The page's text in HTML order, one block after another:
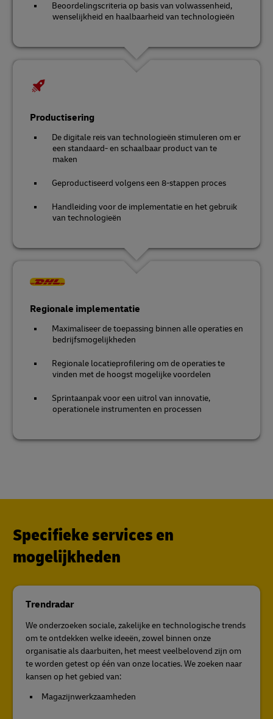
Beoordelingscriteria op basis van volwassenheid,
wenselijkheid en haalbaarheid van technologieën
Productisering
De digitale reis van technologieën stimuleren om er
een standaard- en schaalbaar product van te
maken
Geproductiseerd volgens een 8-stappen proces
Handleiding voor de implementatie en het gebruik
van technologieën
Regionale implementatie
Maximaliseer de toepassing binnen alle operaties en
bedrijfsmogelijkheden
Regionale locatieprofilering om de operaties te
vinden met de hoogst mogelijke voordelen
Sprintaanpak voor een uitrol van innovatie,
operationele instrumenten en processen
Specifieke services en
mogelijkheden
Trendradar
We onderzoeken sociale, zakelijke en technologische trends
om te ontdekken welke ideeën, zowel binnen onze
organisatie als daarbuiten, het meest veelbelovend zijn om
te worden getest op één van onze locaties. We zoeken naar
kansen op het gebied van:
Magazijnwerkzaamheden